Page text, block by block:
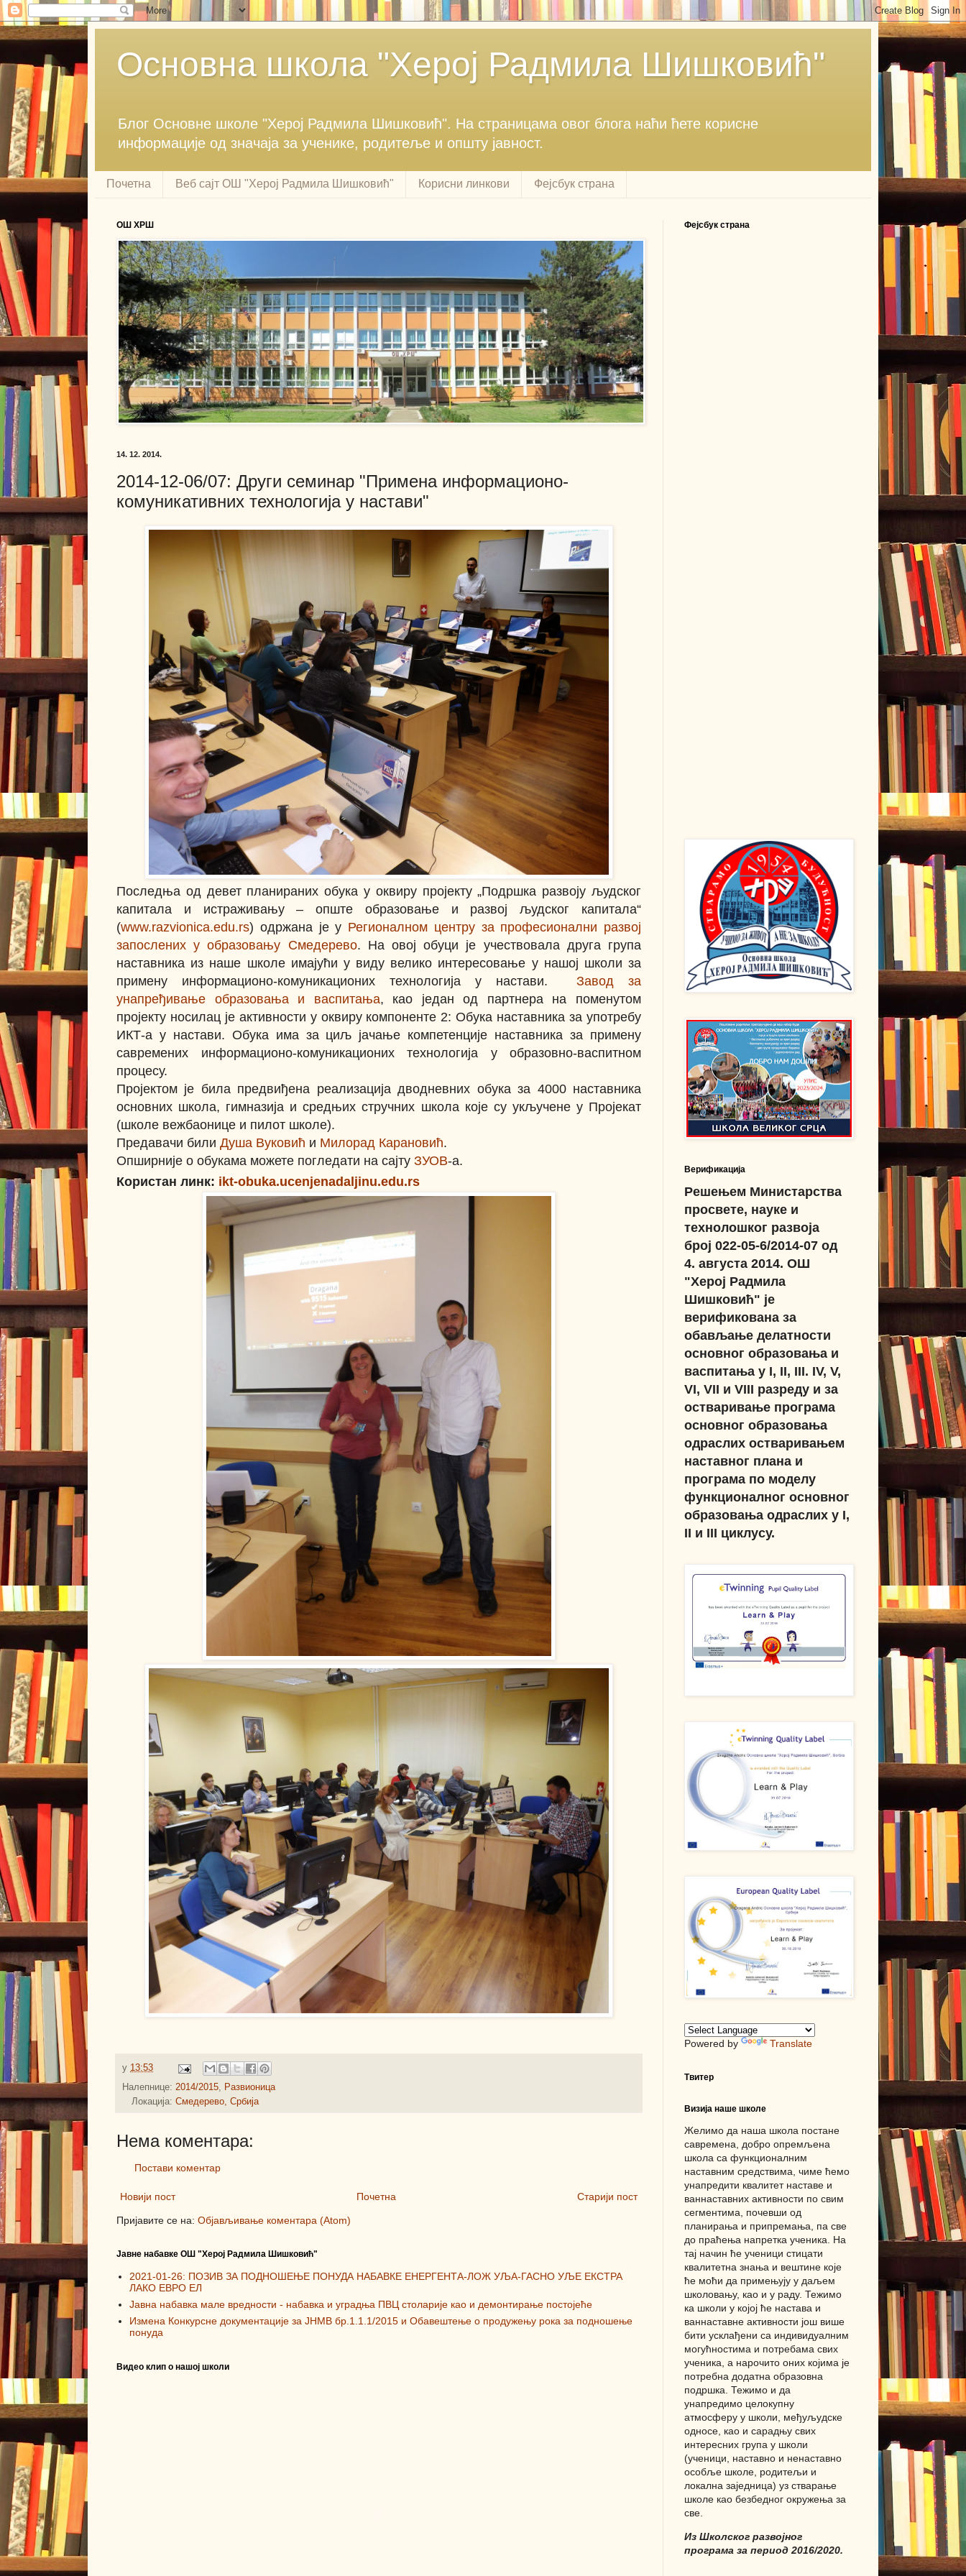
Основна школа "Херој Радмила Шишковић"
Блог ‎Основне школе "Херој ‎Радмила Шишковић".‎ На страницама овог блога наћи ћете корисне
информације ‎од значаја за ученике, родитеље и општу јавност.‎
Почетна Веб сајт ОШ "Херој Радмила Шишковић" Корисни линкови Фејсбук страна
ОШ ХРШ
14. 12. 2014.
2014-12-06/07: Други семинар "Примена информационо-
комуникативних технологија у настави"
Последња од девет планираних обука у оквиру пројекту „Подршка развоју људског
капитала и истраживању – опште образовање и развој људског капитала“
(www.razvionica.edu.rs) одржана је у Регионалном центру за професионални развој
запослених у образовању Смедерево. На овој обуци је учествовала друга група
наставника из наше школе имајући у виду велико интересовање у нашој школи за
примену информационо-комуникационих технологија у настави. Завод за
унапређивање образовања и васпитања, као један од партнера на поменутом
пројекту носилац је активности у оквиру компоненте 2: Обука наставника за употребу
ИКТ-а у настави. Обука има за циљ јачање компетенције наставника за примену
савремених информационо-комуникационих технологија у образовно-васпитном
процесу.
Пројектом је била предвиђена реализација дводневних обука за 4000 наставника
основних школа, гимназија и средњих стручних школа које су укључене у Пројекат
(школе вежбаонице и пилот школе).
Предавачи били Душа Вуковић и Милорад Карановић.
Опширније о обукама можете погледати на сајту ЗУОВ-а.
Користан линк: ikt-obuka.ucenjenadaljinu.edu.rs
у 13:53
Налепнице: 2014/2015, Развионица
Локација: Смедерево, Србија
Нема коментара:
Постави коментар
Новији пост Старији пост
Почетна
Пријавите се на: Објављивање коментара (Atom)
Јавне набавке ОШ "Херој Радмила Шишковић"
2021-01-26: ПОЗИВ ЗА ПОДНОШЕЊЕ ПОНУДА НАБАВКЕ ЕНЕРГЕНТА-ЛОЖ УЉА-ГАСНО УЉЕ ЕКСТРА
ЛАКО ЕВРО ЕЛ
Јавна набавка мале вредности - набавка и уградња ПВЦ столарије као и демонтирање постојеће
Измена Конкурсне документације за ЈНМВ бр.1.1.1/2015 и Обавештење о продужењу рока за подношење
понуда
Видео клип о нашој школи
Фејсбук страна
Верификација
Решењем Министарства
просвете, науке и
технолошког развоја
број 022-05-6/2014-07 од
4. августа 2014. ОШ
"Херој Радмила
Шишковић" је
верификована за
обављање делатности
основног образовања и
васпитања у I, II, III. IV, V,
VI, VII и VIII разреду и за
остваривање програма
основног образовања
одраслих остваривањем
наставног плана и
програма по моделу
функционалног основног
образовања одраслих у I,
II и III циклусу.
Powered by Translate
Твитер
Визија наше школе
Желимо да наша школа постане
савремена, добро опремљена
школа са функционалним
наставним средствима, чиме ћемо
унапредити квалитет наставе и
ваннаставних активности по свим
сегментима, почевши од
планирања и припремања, па све
до праћења напретка ученика. На
тај начин ће ученици стицати
квалитетна знања и вештине које
ће моћи да примењују у даљем
школовању, као и у раду. Тежимо
ка школи у којој ће настава и
ваннаставне активности још више
бити усклађени са индивидуалним
могућностима и потребама свих
ученика, а нарочито оних којима је
потребна додатна образовна
подршка. Тежимо и да
унапредимо целокупну
атмосферу у школи, међуљудске
односе, као и сарадњу свих
интересних група у школи
(ученици, наставно и ненаставно
особље школе, родитељи и
локална заједница) уз стварање
школе као безбедног окружења за
све.
Из Школског развојног
програма за период 2016/2020.